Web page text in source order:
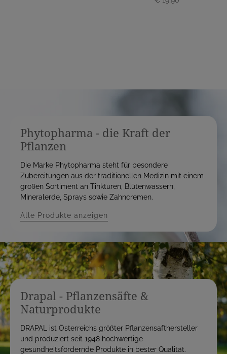
Phytopharma - die Kraft der
Pflanzen
Die Marke Phytopharma steht für besondere
Zubereitungen aus der traditionellen Medizin mit einem
großen Sortiment an Tinkturen, Blütenwassern,
Mineralerde, Sprays sowie Zahncremen.
Alle Produkte anzeigen
Drapal - Pflanzensäfte &
Naturprodukte
DRAPAL ist Österreichs größter Pflanzensafthersteller
und produziert seit 1948 hochwertige
gesundheitsfördernde Produkte in bester Qualität.